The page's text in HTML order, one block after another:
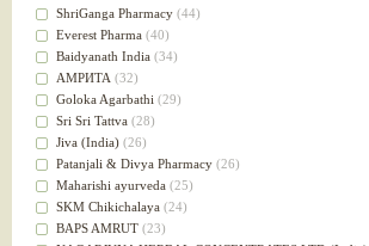
Успокоительное(36)
Для глаз(34)
от геморроя(34)
Противовоспалительное
Для Питта доши(32)
Для сердца(32)
Для сосудов головного мозга
Для полости рта(32)
Дефицит железа(31)
Для лица(31)
Употребление в пищу
ShriGanga Pharmacy (44)
Everest Pharma (40)
Baidyanath India (34)
АМРИТА (32)
Goloka Agarbathi (29)
Sri Sri Tattva (28)
Jiva (India) (26)
Patanjali & Divya Pharmacy (26)
Maharishi ayurveda (25)
SKM Chikichalaya (24)
BAPS AMRUT (23)